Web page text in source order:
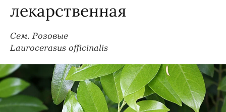
лекарственная
Сем. Розовые
Laurocerasus officinalis